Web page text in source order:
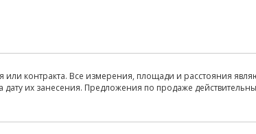
контракта. Все измерения, площади и расстояния
их занесения. Предложения по продаже